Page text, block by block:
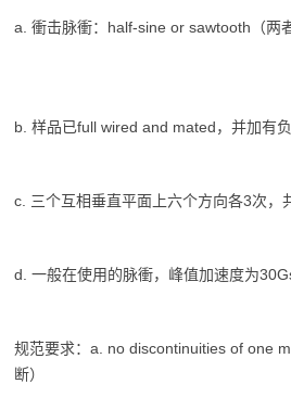
a. 衝击脉衝：half-sine or sawtooth（
b. 样品已full wired and mated，并加有
c. 三个互相垂直平面上六个方
d. 一般在使用的脉衝，峰值加速度为
规范要求：a. no discontinuities of one
断）